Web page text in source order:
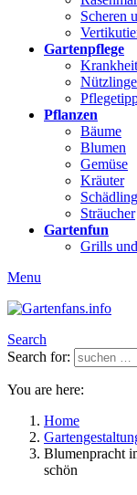
Scheren
Gartenpflege
Nützlinge
Pflanzen
Bäume
Blumen
Gemüse
Kräuter
Sträucher
Gartenfun
Grills
Menu
Search
Search for:
You are here:
Home
Blumenpracht
schön